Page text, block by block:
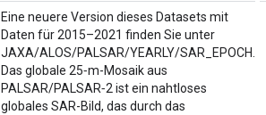
Eine neuere Version dieses Datasets mit
Daten für 2015–2021 finden Sie unter
JAXA/ALOS/PALSAR/YEARLY/SAR_EPOCH.
Das globale 25‑m-Mosaik aus
PALSAR/PALSAR‑2 ist ein nahtloses
globales SAR-Bild, das durch das